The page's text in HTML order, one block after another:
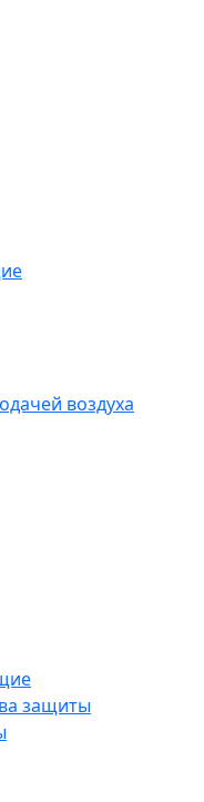
воздуха
защиты